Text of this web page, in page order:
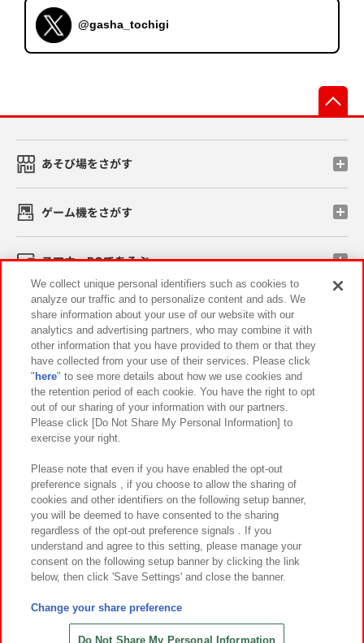
@gasha_tochigi
あそび場をさがす
ゲーム機をさがす
スマホ・PCであそぶ
イベント・キャンペーン
関連会社 サステナビリティ サイトポリシー
プライバシーポリシー ウェブアクセシビリティ方針と検証結果
お取引先さまとともに
カスタマーハラスメント対応方針 よくあるご質問・お問い合わせ
©Bandai Namco Amusement Inc.
©Bandai Namco Amusement Lab Inc.
©HANAYASHIKI Co., Ltd. All Rights Reserved.
We collect unique personal identifiers such as cookies to
analyze our traffic and to personalize content and ads. We
share information about your use of our website with our
analytics and advertising partners, who may combine it with
other information that you have provided to them or that they
have collected from your use of their services. Please click
" here" to see more details about how we use cookies and
the retention period of each cookie. You have the right to opt
out of our sharing of your information with our partners.
Please click [Do Not Share My Personal Information] to
exercise your right.
Please note that even if you have enabled the opt-out
preference signals , if you choose to allow the sharing of
cookies and other identifiers on the following setup banner,
you will be deemed to have consented to the sharing
regardless of the opt-out preference signals . If you
understand and agree to this setting, please manage your
consent on the following setup banner by clicking the link
below, then click 'Save Settings' and close the banner.
Change your share preference
Do Not Share My Personal Information